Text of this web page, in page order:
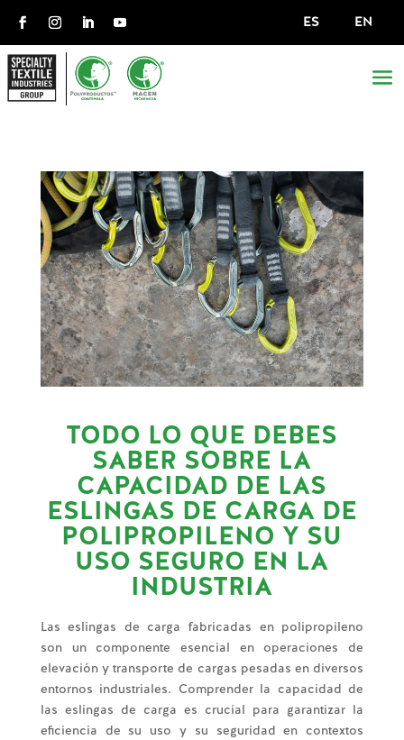
ES EN
TODO LO QUE DEBES
SABER SOBRE LA
CAPACIDAD DE LAS
ESLINGAS DE CARGA DE
POLIPROPILENO Y SU
USO SEGURO EN LA
INDUSTRIA
Las eslingas de carga fabricadas en polipropileno
son un componente esencial en operaciones de
elevación y transporte de cargas pesadas en diversos
entornos industriales. Comprender la capacidad de
las eslingas de carga es crucial para garantizar la
eficiencia de su uso y su seguridad en contextos